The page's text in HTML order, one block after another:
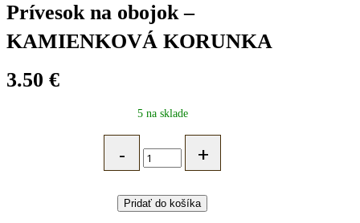
Prívesok na obojok –
KAMIENKOVÁ KORUNKA
3.50 €
5 na sklade
obojok
KAMIENKOVÁ
KORUNKA
Pridať do košíka